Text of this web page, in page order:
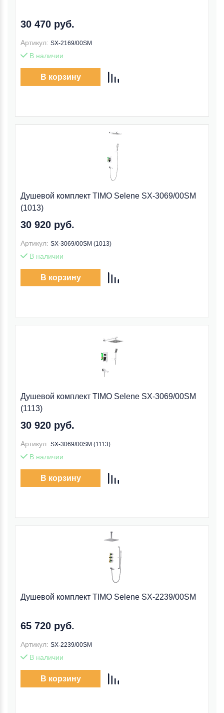
30 470 руб.
Артикул: SX-2169/00SM
В наличии
В корзину
Душевой комплект TIMO Selene SX-3069/00SM
(1013)
30 920 руб.
Артикул: SX-3069/00SM (1013)
В наличии
В корзину
Душевой комплект TIMO Selene SX-3069/00SM
(1113)
30 920 руб.
Артикул: SX-3069/00SM (1113)
В наличии
В корзину
Душевой комплект TIMO Selene SX-2239/00SM
65 720 руб.
Артикул: SX-2239/00SM
В наличии
В корзину